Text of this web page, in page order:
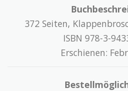
372 Seiten,
ISBN 978-3-
Erschienen: